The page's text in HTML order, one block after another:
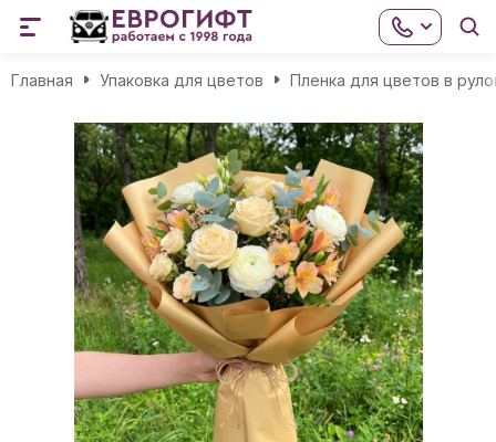
Главная Упаковка для цветов Пленка для цветов в